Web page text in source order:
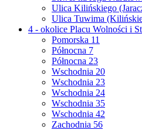
Ulica Kilińskiego
Ulica Tuwima
4 - okolice Placu Wolności i
Pomorska 11
Północna 7
Północna 23
Wschodnia 20
Wschodnia 23
Wschodnia 24
Wschodnia 35
Wschodnia 42
Zachodnia 56